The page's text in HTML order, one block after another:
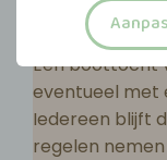
Groepsuitjes
Een boottocht
eventueel met
Iedereen blijft
regelen